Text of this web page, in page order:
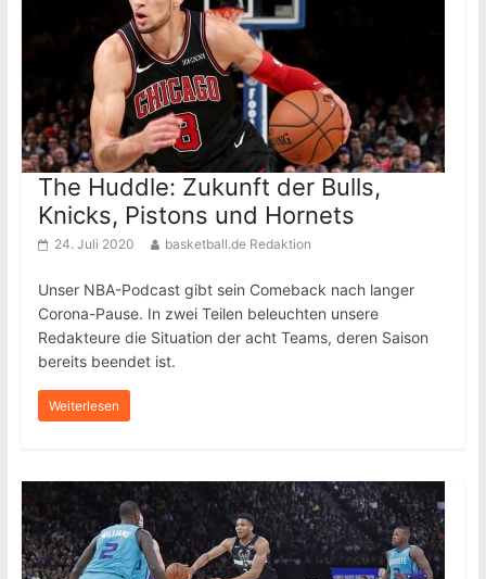
The Huddle: Zukunft der Bulls,
Knicks, Pistons und Hornets
24. Juli 2020 basketball.de Redaktion
Unser NBA-Podcast gibt sein Comeback nach langer
Corona-Pause. In zwei Teilen beleuchten unsere
Redakteure die Situation der acht Teams, deren Saison
bereits beendet ist.
Weiterlesen